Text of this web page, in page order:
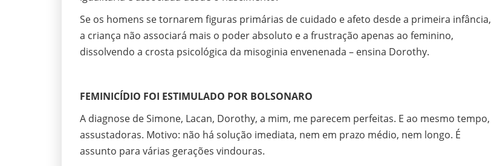
Se os homens se tornarem figuras primárias de cuidado e afeto desde a primeira infância,
a criança não associará mais o poder absoluto e a frustração apenas ao feminino,
dissolvendo a crosta psicológica da misoginia envenenada – ensina Dorothy.
FEMINICÍDIO FOI ESTIMULADO POR BOLSONARO
A diagnose de Simone, Lacan, Dorothy, a mim, me parecem perfeitas. E ao mesmo tempo,
assustadoras. Motivo: não há solução imediata, nem em prazo médio, nem longo. É
assunto para várias gerações vindouras.